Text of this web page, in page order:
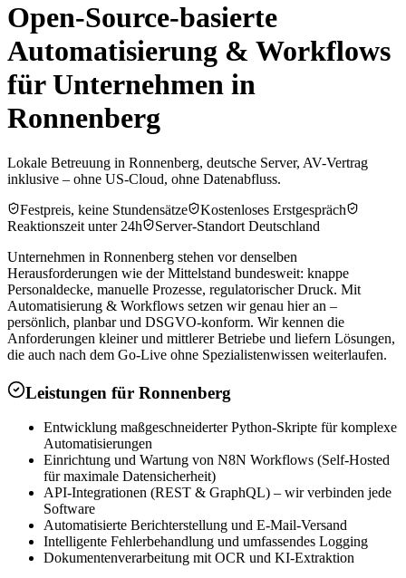
Open-Source-basierte
Automatisierung & Workflows
für Unternehmen in
Ronnenberg
Lokale Betreuung in Ronnenberg, deutsche Server, AV-Vertrag
inklusive – ohne US-Cloud, ohne Datenabfluss.
Festpreis, keine Stundensätze
Kostenloses Erstgespräch
Reaktionszeit unter 24h
Server-Standort Deutschland
Unternehmen in Ronnenberg stehen vor denselben
Herausforderungen wie der Mittelstand bundesweit: knappe
Personaldecke, manuelle Prozesse, regulatorischer Druck. Mit
Automatisierung & Workflows setzen wir genau hier an –
persönlich, planbar und DSGVO-konform. Wir kennen die
Anforderungen kleiner und mittlerer Betriebe und liefern Lösungen,
die auch nach dem Go-Live ohne Spezialistenwissen weiterlaufen.
Leistungen für Ronnenberg
Entwicklung maßgeschneiderter Python-Skripte für komplexe
Automatisierungen
Einrichtung und Wartung von N8N Workflows (Self-Hosted
für maximale Datensicherheit)
API-Integrationen (REST & GraphQL) – wir verbinden jede
Software
Automatisierte Berichterstellung und E-Mail-Versand
Intelligente Fehlerbehandlung und umfassendes Logging
Dokumentenverarbeitung mit OCR und KI-Extraktion